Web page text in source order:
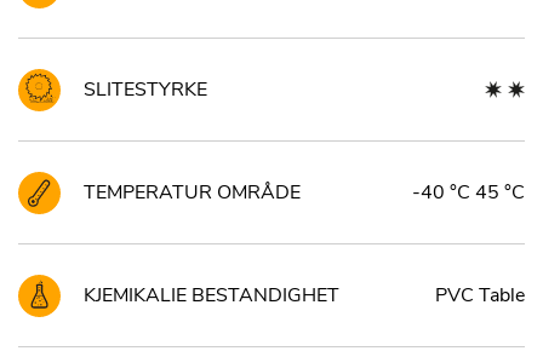
SLITESTYRKE
TEMPERATUR OMRÅDE -40 °C 45 °C
KJEMIKALIE BESTANDIGHET PVC Table